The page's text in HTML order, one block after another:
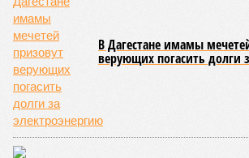
В Дагестане имамы
верующих погасить долги